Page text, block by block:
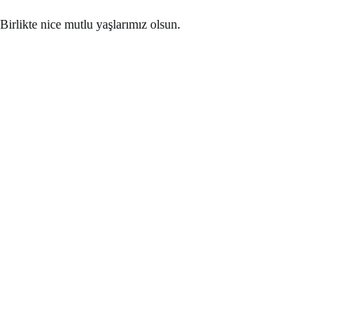
Birlikte nice mutlu yaşlarımız olsun.